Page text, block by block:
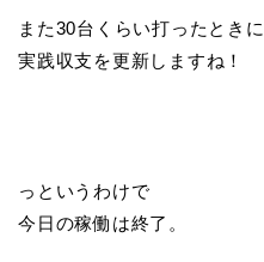
また30台くらい打ったときに
実践収支を更新しますね！
っというわけで
今日の稼働は終了。